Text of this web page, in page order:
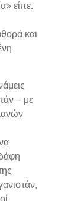
είπε.
και
– με